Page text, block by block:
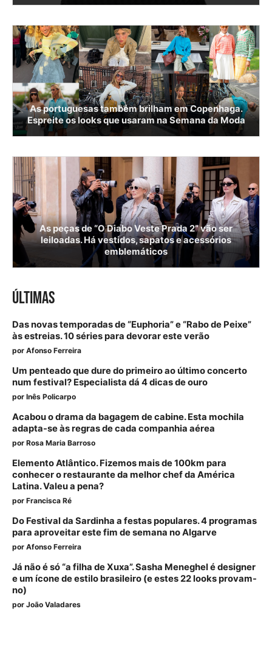
As portuguesas também brilham em Copenhaga.
Espreite os looks que usaram na Semana da Moda
As peças de “O Diabo Veste Prada 2” vão ser
leiloadas. Há vestidos, sapatos e acessórios
emblemáticos
ÚLTIMAS
Das novas temporadas de “Euphoria” e “Rabo de Peixe”
às estreias. 10 séries para devorar este verão
por Afonso Ferreira
Um penteado que dure do primeiro ao último concerto
num festival? Especialista dá 4 dicas de ouro
por Inês Policarpo
Acabou o drama da bagagem de cabine. Esta mochila
adapta-se às regras de cada companhia aérea
por Rosa Maria Barroso
Elemento Atlântico. Fizemos mais de 100km para
conhecer o restaurante da melhor chef da América
Latina. Valeu a pena?
por Francisca Ré
Do Festival da Sardinha a festas populares. 4 programas
para aproveitar este fim de semana no Algarve
por Afonso Ferreira
Já não é só “a filha de Xuxa”. Sasha Meneghel é designer
e um ícone de estilo brasileiro (e estes 22 looks provam-
no)
por João Valadares